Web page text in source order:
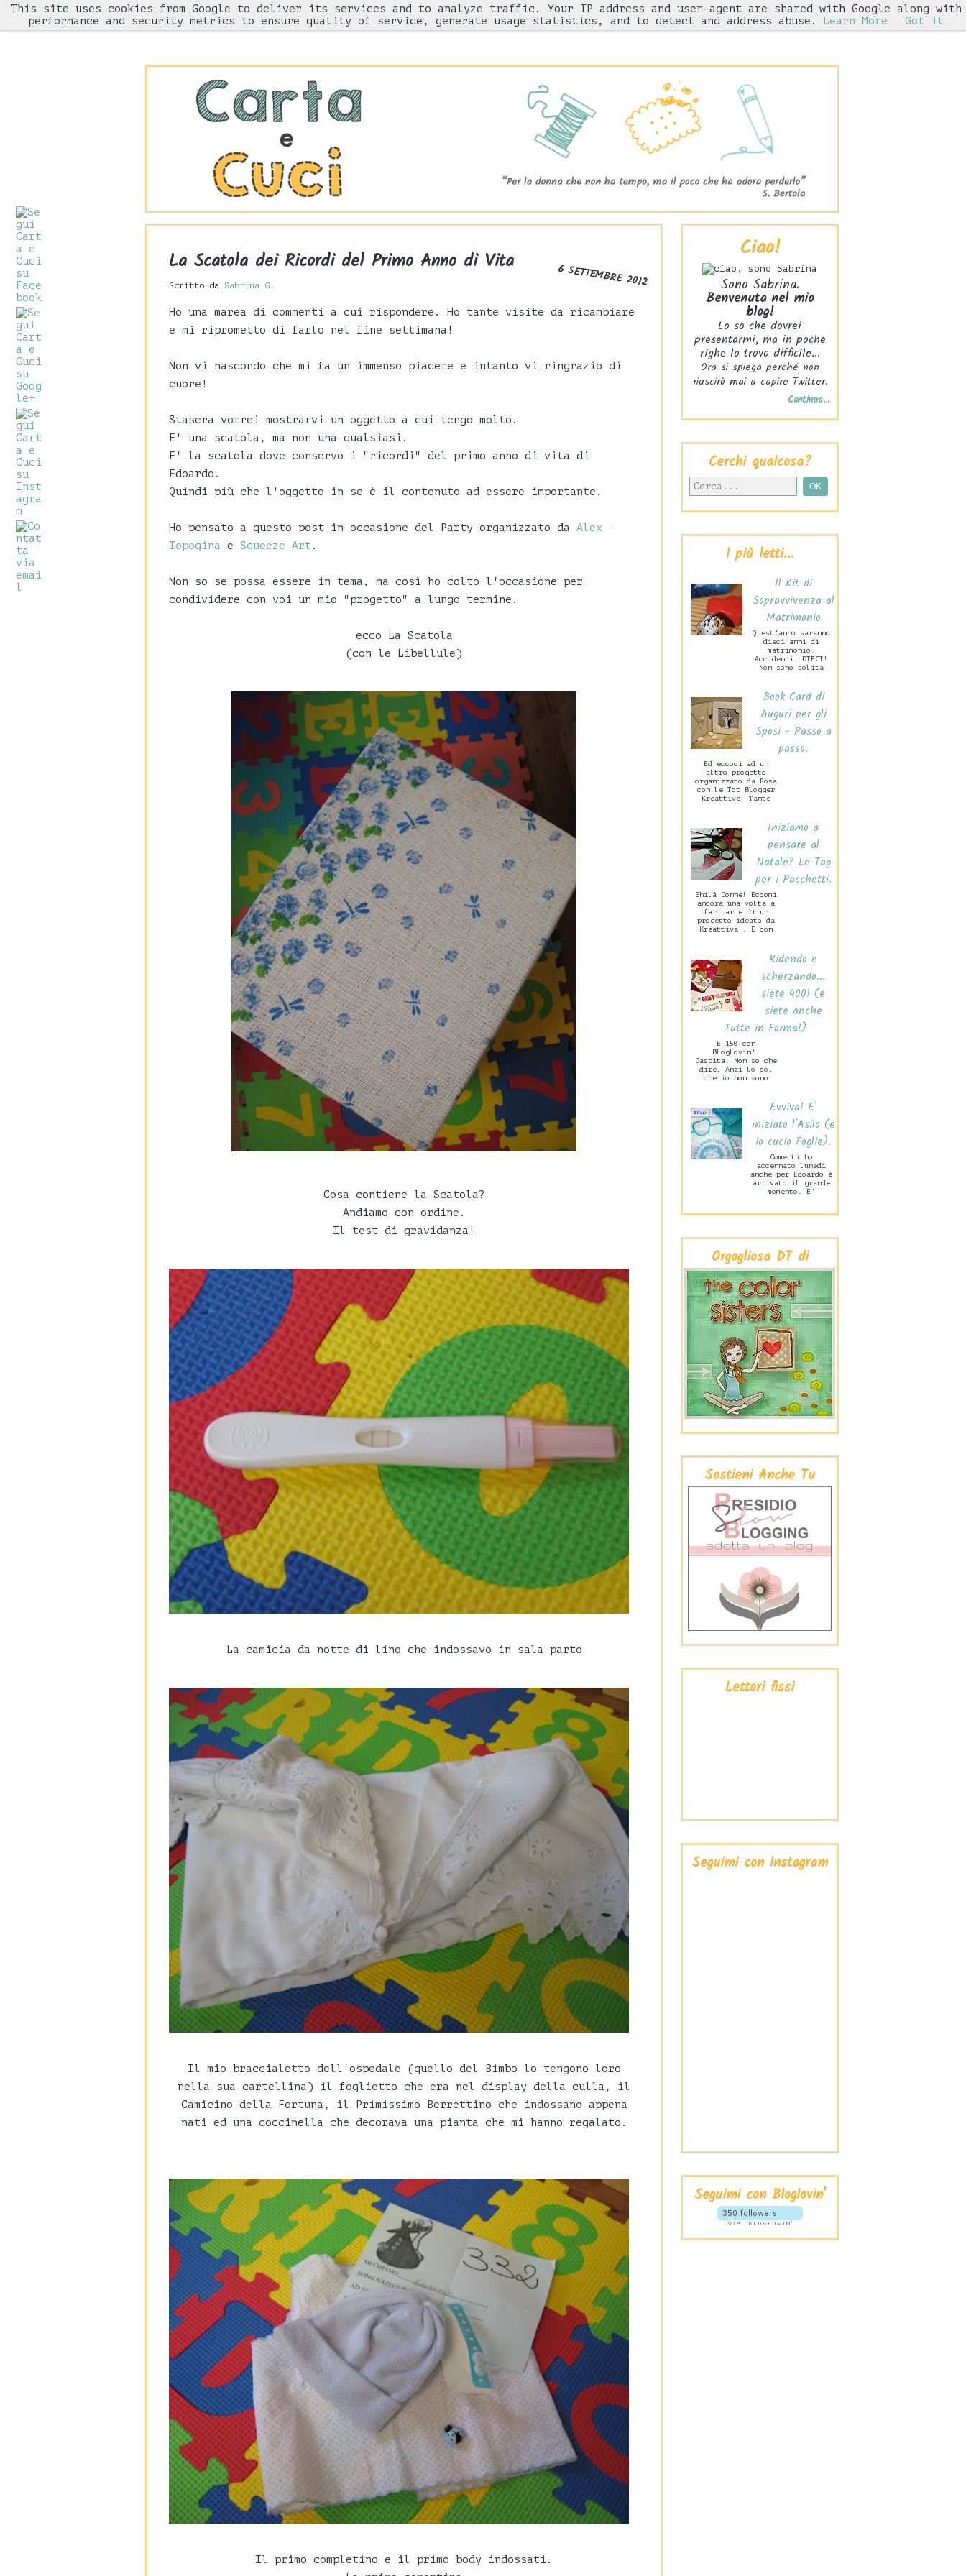
HOME Chi sono "Come l'ho fatto" Gnam! Iniziative
6 SETTEMBRE 2012
La Scatola dei Ricordi del Primo Anno di Vita
Scritto da Sabrina G.
Ho una marea di commenti a cui rispondere. Ho tante visite da ricambiare
e mi riprometto di farlo nel fine settimana!
Non vi nascondo che mi fa un immenso piacere e intanto vi ringrazio di
cuore!
Stasera vorrei mostrarvi un oggetto a cui tengo molto.
E' una scatola, ma non una qualsiasi.
E' la scatola dove conservo i "ricordi" del primo anno di vita di
Edoardo.
Quindi più che l'oggetto in se è il contenuto ad essere importante.
Ho pensato a questo post in occasione del Party organizzato da Alex -
Topogina e Squeeze Art.
Non so se possa essere in tema, ma così ho colto l'occasione per
condividere con voi un mio "progetto" a lungo termine.
ecco La Scatola
(con le Libellule)
Cosa contiene la Scatola?
Andiamo con ordine.
Il test di gravidanza!
La camicia da notte di lino che indossavo in sala parto
Il mio braccialetto dell'ospedale (quello del Bimbo lo tengono loro
nella sua cartellina) il foglietto che era nel display della culla, il
Camicino della Fortuna, il Primissimo Berrettino che indossano appena
nati ed una coccinella che decorava una pianta che mi hanno regalato.
Il primo completino e il primo body indossati.
Ciao!
Sono Sabrina.
Benvenuta nel mio
blog!
Lo so che dovrei
presentarmi, ma in poche
righe lo trovo difficile...
Ora si spiega perché non
riuscirò mai a capire Twitter.
Continua...
Cerchi qualcosa?
I più letti...
Il Kit di
Sopravvivenza al
Matrimonio
Quest'anno saranno
dieci anni di
matrimonio.
Accidenti. DIECI!
Non sono solita
Valentino, mio
marito c...
Book Card di
Auguri per gli
Sposi - Passo a
passo.
Ed eccoci ad un
altro progetto
organizzato da Rosa
con le Top Blogger
Kreattive! Tante
sarann...
Iniziamo a
pensare al
Natale? Le Tag
per i Pacchetti.
Ehilà Donne! Eccomi
ancora una volta a
far parte di un
progetto ideato da
Kreattiva . E con
Ridendo e
scherzando...
siete 400! (e
siete anche
Tutte in Forma!)
E 150 con
Bloglovin'.
Caspita. Non so che
dire. Anzi lo so,
che io non sono
ta...
Evviva! E'
iniziato l'Asilo (e
io cucio Foglie).
Come ti ho
accennato lunedì
anche per Edoardo è
arrivato il grande
momento. E'
mercoledì pome...
Orgogliosa DT di
Sostieni Anche Tu
Lettori fissi
Seguimi con Instagram
Seguimi con Bloglovin'
This site uses cookies from Google to deliver its services and to analyze traffic. Your IP address and user-agent are shared with Google along with
performance and security metrics to ensure quality of service, generate usage statistics, and to detect and address abuse.
Learn More Got it